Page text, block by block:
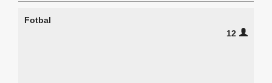
Fotbal
12